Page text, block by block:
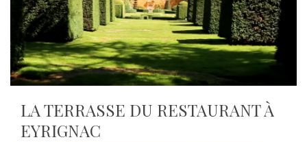
LA TERRASSE DU RESTAURANT À
EYRIGNAC